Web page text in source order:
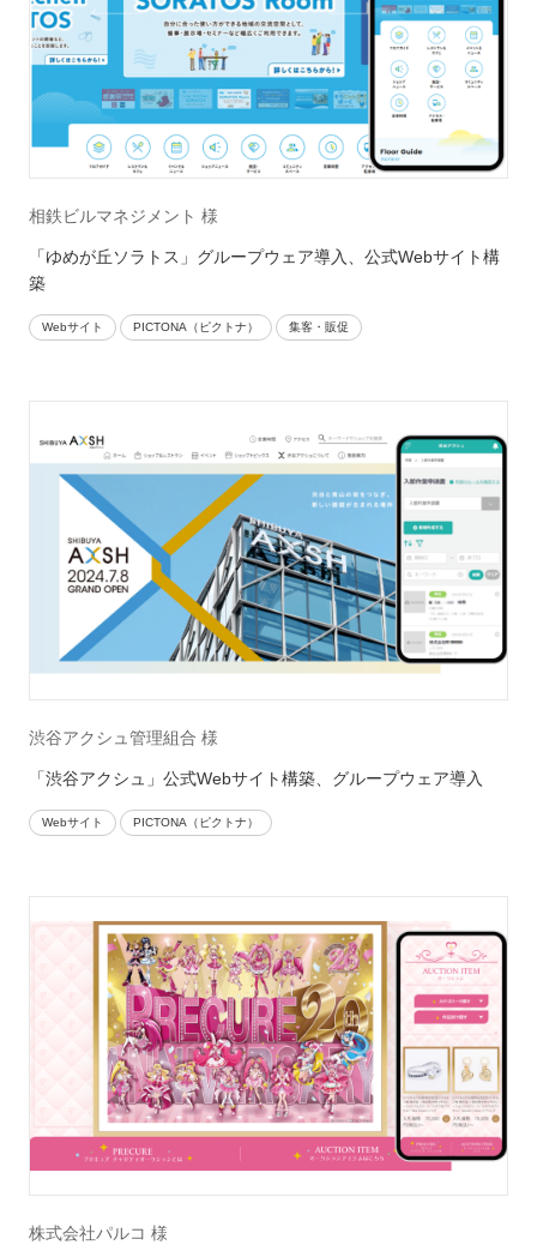
相鉄ビルマネジメント 様
「ゆめが丘ソラトス」グループウェア導入、公式Webサイト構
築
Webサイト PICTONA（ピクトナ） 集客・販促
渋谷アクシュ管理組合 様
「渋谷アクシュ」公式Webサイト構築、グループウェア導入
Webサイト PICTONA（ピクトナ）
株式会社パルコ 様